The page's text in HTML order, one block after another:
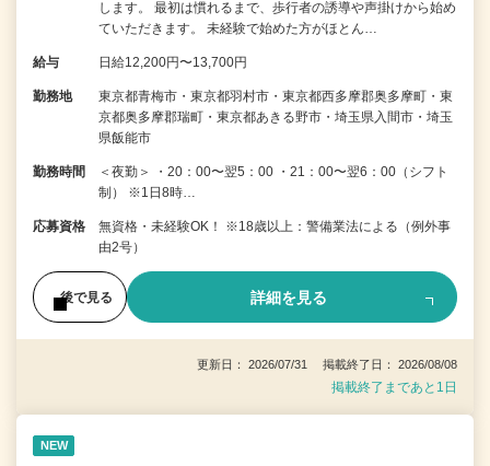
します。 最初は慣れるまで、歩行者の誘導や声掛けから始め
ていただきます。 未経験で始めた方がほとん…
給与 日給12,200円〜13,700円
勤務地
東京都青梅市・東京都羽村市・東京都西多摩郡奥多摩町・東
京都奥多摩郡瑞町・東京都あきる野市・埼玉県入間市・埼玉
県飯能市
勤務時間
＜夜勤＞ ・20：00〜翌5：00 ・21：00〜翌6：00（シフト
制） ※1日8時…
応募資格
無資格・未経験OK！ ※18歳以上：警備業法による（例外事
由2号）
後で見る 詳細を見る
更新日： 2026/07/31 掲載終了日： 2026/08/08
掲載終了まであと1日
NEW